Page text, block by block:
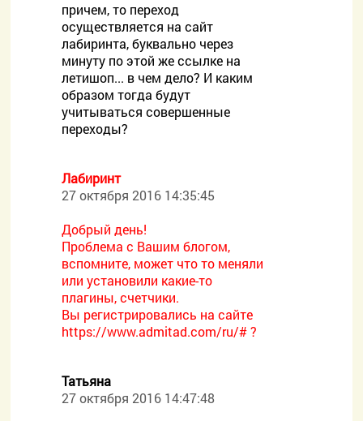
причем, то переход
осуществляется на сайт
лабиринта, буквально через
минуту по этой же ссылке на
летишоп... в чем дело? И каким
образом тогда будут
учитываться совершенные
переходы?
Лабиринт
27 октября 2016 14:35:45
Добрый день!
Проблема с Вашим блогом,
вспомните, может что то меняли
или установили какие-то
плагины, счетчики.
Вы регистрировались на сайте
https://www.admitad.com/ru/# ?
Татьяна
27 октября 2016 14:47:48